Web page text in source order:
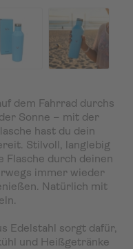
dem Fahrrad durchs
Sonne – mit der
hast du dein
Stilvoll, langlebig
Flasche durch deinen
immer wieder
Natürlich mit
Edelstahl sorgt dafür,
und Heißgetränke